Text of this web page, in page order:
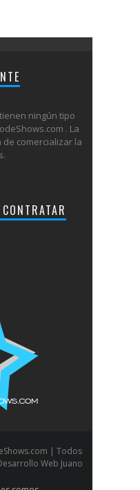
ningún tipo
. La
comercializar la
| Todos
Web Juano